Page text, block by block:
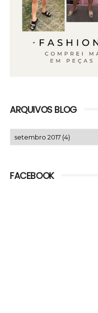
ARQUIVOS BLOG
FACEBOOK